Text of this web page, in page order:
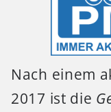
Nach einem
2017 ist die